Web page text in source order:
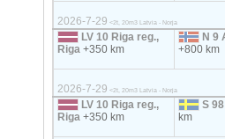
2026-7-29 <2t, 20m3 Latvia - Norja
LV 10 Riga reg.,
Riga+350 km
N 9
+800 km
2026-7-29 <2t, 20m3 Latvia - Norja
LV 10 Riga reg.,
Riga+350 km
S
km